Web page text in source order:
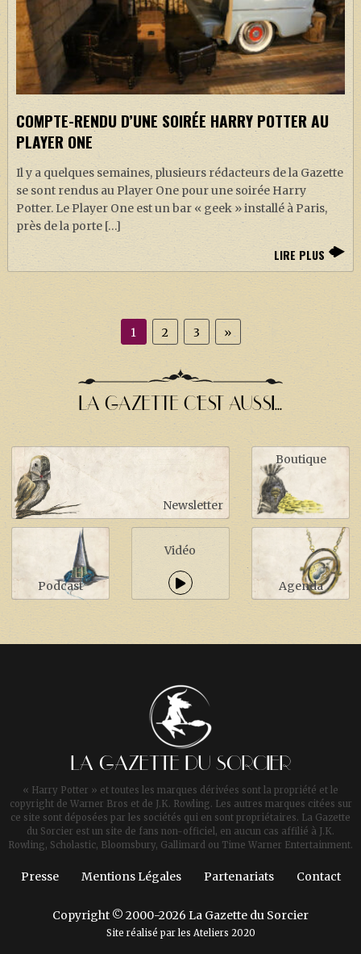
COMPTE-RENDU D’UNE SOIRÉE HARRY POTTER AU
PLAYER ONE
Il y a quelques semaines, plusieurs rédacteurs de la Gazette
se sont rendus au Player One pour une soirée Harry
Potter. Le Player One est un bar « geek » installé à Paris,
près de la porte […]
LIRE PLUS
1 2 3 »
LA GAZETTE C'EST AUSSI...
Newsletter
Boutique
Podcast
Vidéo
Agenda
LA GAZETTE DU SORCIER
« Harry Potter » et toutes les marques dérivées sont la propriété et le
copyright de Warner Bros et de J.K. Rowling. Les autres marques citées sur
ce site sont déposées par les sociétés qui en sont propriétaires. La Gazette
du Sorcier est un site de fans non-officiel, en aucun cas affilié à J.K.
Rowling, Scholastic, Bloomsbury, Gallimard ou Time Warner Entertainment.
Presse Mentions Légales Partenariats Contact
Copyright © 2000-2026 La Gazette du Sorcier
Site réalisé par les Ateliers 2020